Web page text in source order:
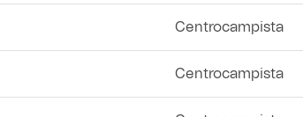
Centrocampista
Centrocampista